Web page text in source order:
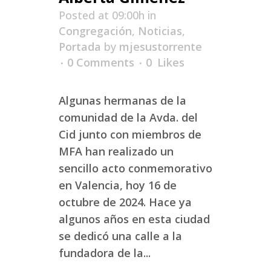
Posted at 09:00h in
Congregación, Noticias,
Portada by mjesustorrente
0 Comments
0 Likes
Algunas hermanas de la
comunidad de la Avda. del
Cid junto con miembros de
MFA han realizado un
sencillo acto conmemorativo
en Valencia, hoy 16 de
octubre de 2024. Hace ya
algunos años en esta ciudad
se dedicó una calle a la
fundadora de la...